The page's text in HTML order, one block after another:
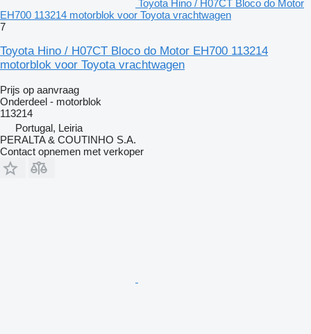
Toyota Hino / H07CT Bloco do Motor
EH700 113214 motorblok voor Toyota vrachtwagen
7
Toyota Hino / H07CT Bloco do Motor EH700 113214
motorblok voor Toyota vrachtwagen
Prijs op aanvraag
Onderdeel - motorblok
113214
Portugal, Leiria
PERALTA & COUTINHO S.A.
Contact opnemen met verkoper